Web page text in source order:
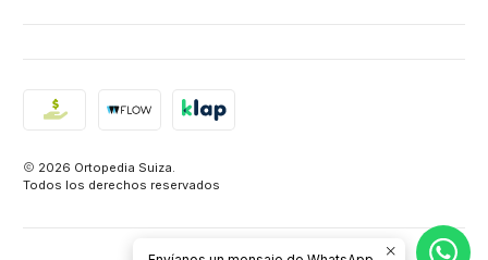
2026 Ortopedia Suiza.
Todos los derechos reservados